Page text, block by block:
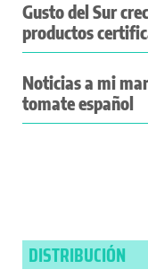
Gusto del Sur
productos
Noticias a mi
tomate español
DISTRIBUCIÓN